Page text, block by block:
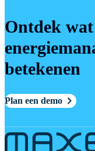
Ontdek
betekenen
Plan een demo